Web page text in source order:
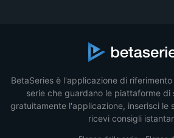
BetaSeries è l'applicazione di
serie che guardano le piattaforme di
gratuitamente l'applicazione, inserisci le
ricevi consigli